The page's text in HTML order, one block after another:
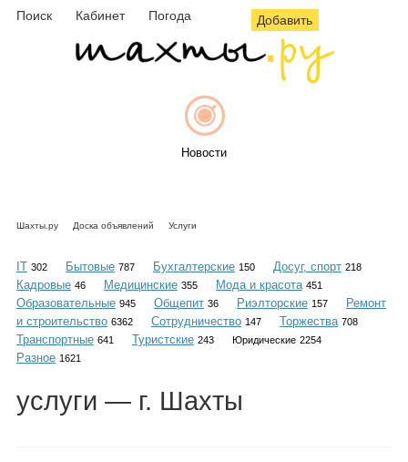
Поиск Кабинет Погода Добавить
Новости
Объявления
Каталог
Шахты.ру Доска объявлений Услуги
IT 302 Бытовые 787 Бухгалтерские 150 Досуг, спорт 218
Кадровые 46 Медицинские 355 Мода и красота 451
Образовательные 945 Общепит 36 Риэлторские 157
Ремонт
и строительство 6362 Сотрудничество 147 Торжества 708
Транспортные 641 Туристские 243 Юридические 2254
Разное 1621
услуги — г. Шахты